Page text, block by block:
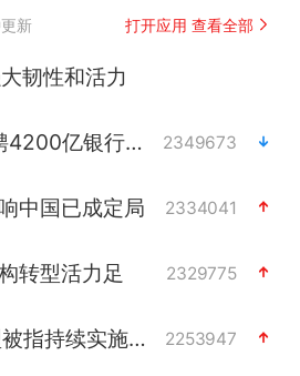
新 打开应用 查看全部
韧性和活力
80后女柜员获聘4200亿银行副行长 2349673
中国已成定局 2334041
转型活力足 2329775
部分美国AI模型被指持续实施有害行为 2253947